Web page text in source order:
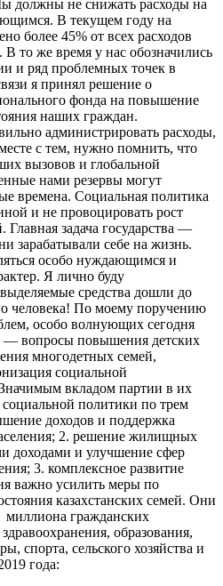
должны не снижать расходы на
В текущем году на
более 45% от всех расходов
то же время у нас обозначились
и ряд проблемных точек в
я принял решение о
фонда на повышение
наших граждан.
администрировать расходы,
с тем, нужно помнить, что
вызовов и глобальной
нами резервы могут
времена. Социальная политика
и не провоцировать рост
задача государства —
зарабатывали себе на жизнь.
особо нуждающимся и
Я лично буду
средства дошли до
человека! По моему поручению
особо волнующих сегодня
— вопросы повышения детских
многодетных семей,
социальной
вкладом партии в их
социальной политики по трем
доходов и поддержка
2. решение жилищных
доходами и улучшение сфер
3. комплексное развитие
важно усилить меры по
казахстанских семей. Они
миллиона гражданских
образования,
спорта, сельского хозяйства и
года: